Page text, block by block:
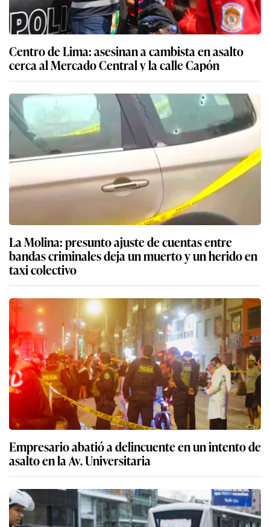
Centro de Lima: asesinan a cambista en asalto
cerca al Mercado Central y la calle Capón
La Molina: presunto ajuste de cuentas entre
bandas criminales deja un muerto y un herido en
taxi colectivo
Empresario abatió a delincuente en un intento de
asalto en la Av. Universitaria